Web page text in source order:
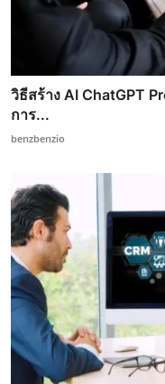
วิธีสร้าง AI ChatGPT
การ...
benzbenzio